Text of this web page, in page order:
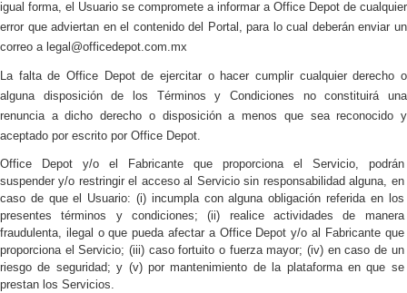
igual forma, el Usuario se compromete a informar a Office Depot de cualquier
error que adviertan en el contenido del Portal, para lo cual deberán enviar un
correo a legal@officedepot.com.mx
La falta de Office Depot de ejercitar o hacer cumplir cualquier derecho o
alguna disposición de los Términos y Condiciones no constituirá una
renuncia a dicho derecho o disposición a menos que sea reconocido y
aceptado por escrito por Office Depot.
Office Depot y/o el Fabricante que proporciona el Servicio, podrán
suspender y/o restringir el acceso al Servicio sin responsabilidad alguna, en
caso de que el Usuario: (i) incumpla con alguna obligación referida en los
presentes términos y condiciones; (ii) realice actividades de manera
fraudulenta, ilegal o que pueda afectar a Office Depot y/o al Fabricante que
proporciona el Servicio; (iii) caso fortuito o fuerza mayor; (iv) en caso de un
riesgo de seguridad; y (v) por mantenimiento de la plataforma en que se
prestan los Servicios.